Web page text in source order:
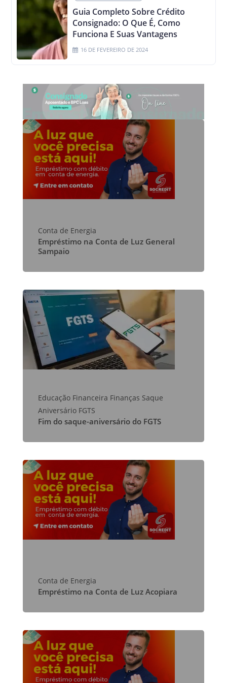
Guia Completo Sobre Crédito
Consignado: O Que É, Como
Funciona E Suas Vantagens
16 DE FEVEREIRO DE 2024
Conta de Energia
Empréstimo na Conta de Luz General
Sampaio
Educação Financeira Finanças Saque
Aniversário FGTS
Fim do saque-aniversário do FGTS
Conta de Energia
Empréstimo na Conta de Luz Acopiara